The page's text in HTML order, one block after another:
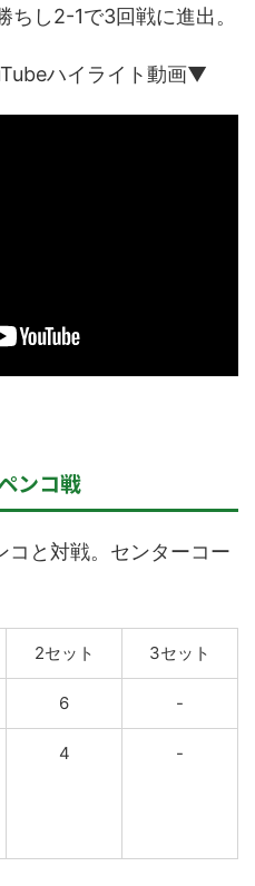
し2-1で3回戦に進出。
ハイライト動画▼
ンコ戦
と対戦。センターコー
2セット 3セット
6 -
4 -